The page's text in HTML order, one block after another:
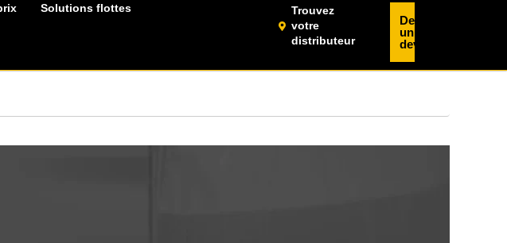
Solutions flottes
Trouvez
votre
distributeur
Demander
un
devis